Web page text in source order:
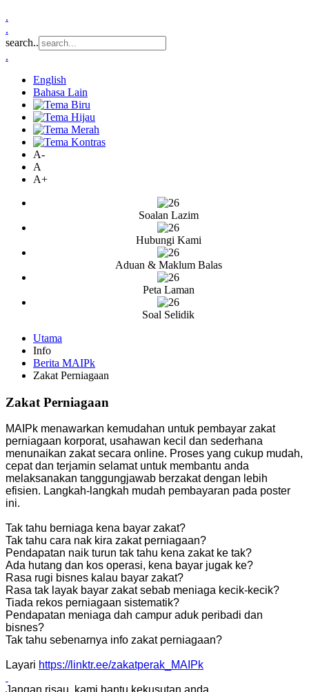
.
.
search..
.
English
Bahasa Lain
A-
A
A+
Soalan Lazim
Hubungi Kami
Aduan & Maklum Balas
Peta Laman
Soal Selidik
Utama
Info
Berita MAIPk
Zakat Perniagaan
Zakat Perniagaan
MAIPk menawarkan kemudahan untuk pembayar zakat
perniagaan korporat, usahawan kecil dan sederhana
menunaikan zakat secara online. Proses yang cukup mudah,
cepat dan terjamin selamat untuk membantu anda
melaksanakan tanggungjawab berzakat dengan lebih
efisien. Langkah-langkah mudah pembayaran pada poster
ini.
Tak tahu berniaga kena bayar zakat?
Tak tahu cara nak kira zakat perniagaan?
Pendapatan naik turun tak tahu kena zakat ke tak?
Ada hutang dan kos operasi, kena bayar jugak ke?
Rasa rugi bisnes kalau bayar zakat?
Rasa tak layak bayar zakat sebab meniaga kecik-kecik?
Tiada rekos perniagaan sistematik?
Pendapatan meniaga dah campur aduk peribadi dan
bisnes?
Tak tahu sebenarnya info zakat perniagaan?
Layari https://linktr.ee/zakatperak_MAIPk